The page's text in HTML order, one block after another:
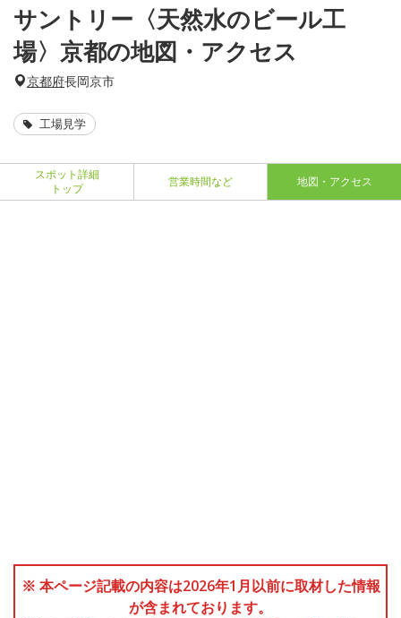
サントリー〈天然水のビール工
場〉京都の地図・アクセス
京都府長岡京市
工場見学
スポット詳細
トップ
営業時間など 地図・アクセス
※ 本ページ記載の内容は2026年1月以前に取材した情報
が含まれております。